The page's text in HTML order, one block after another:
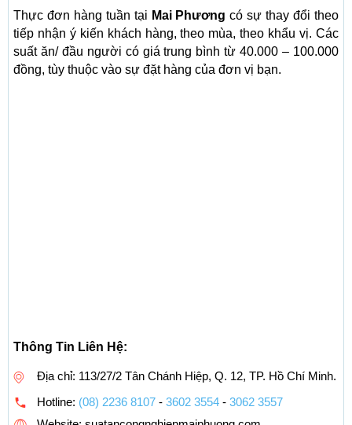
Thực đơn hàng tuần tại Mai Phương có sự thay đổi theo
tiếp nhận ý kiến khách hàng, theo mùa, theo khẩu vị. Các
suất ăn/ đầu người có giá trung bình từ 40.000 – 100.000
đồng, tùy thuộc vào sự đặt hàng của đơn vị bạn.
Thông Tin Liên Hệ:
Địa chỉ: 113/27/2 Tân Chánh Hiệp, Q. 12, TP. Hồ Chí Minh.
Hotline: (08) 2236 8107 - 3602 3554 - 3062 3557